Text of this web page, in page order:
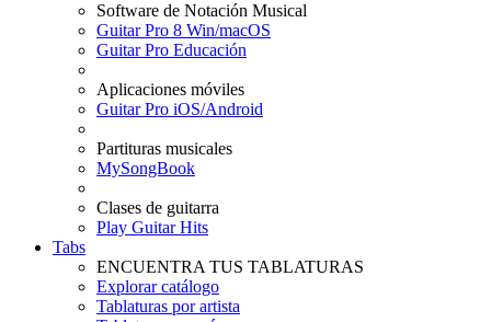
Software de Notación Musical
Guitar Pro 8 Win/macOS
Guitar Pro Educación
Aplicaciones móviles
Guitar Pro iOS/Android
Partituras musicales
MySongBook
Clases de guitarra
Play Guitar Hits
Tabs
ENCUENTRA TUS TABLATURAS
Explorar catálogo
Tablaturas por artista